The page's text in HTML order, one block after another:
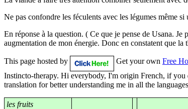
Ne pas confondre les féculents avec les légumes même
En réponse à la question. ( Ce que je pense de Usana.
augmentation de mon énergie. Donc en constatent que la
This page hosted by Get your own Free
Instincto-therapy. Hi everybody, I'm origin French, if you
translation for better understanding me in all the
les fruits